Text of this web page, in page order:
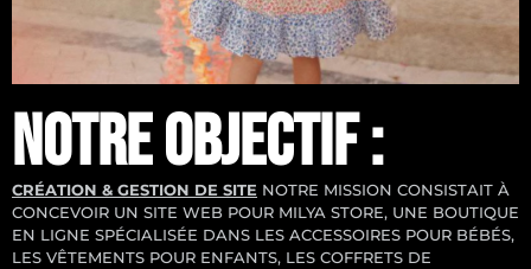
NOTRE OBJECTIF :
CRÉATION & GESTION DE SITE NOTRE MISSION CONSISTAIT À
CONCEVOIR UN SITE WEB POUR MILYA STORE, UNE BOUTIQUE
EN LIGNE SPÉCIALISÉE DANS LES ACCESSOIRES POUR BÉBÉS,
LES VÊTEMENTS POUR ENFANTS, LES COFFRETS DE